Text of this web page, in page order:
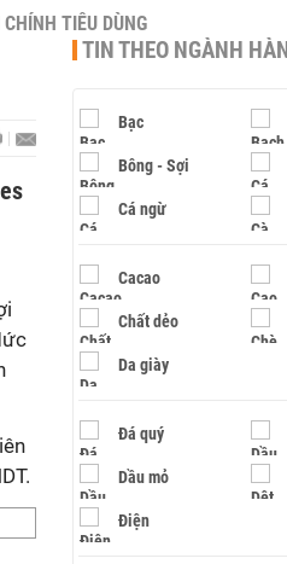
TIÊU DÙNG
TIN THEO NGÀNH
Bạc
Bông - Sợi
Cá ngừ
Cacao
Chất dẻo
Da giày
Đá quý
Dầu mỏ
Điện